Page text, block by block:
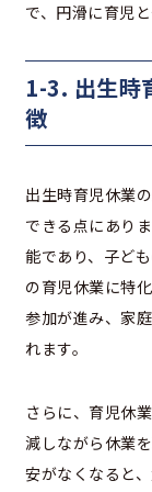
で、円滑に育児
1-3. 出生時
徴
出生時育児休業
できる点にあり
能であり、子ど
の育児休業に特
参加が進み、家
れます。
さらに、育児休
減しながら休業
安がなくなると